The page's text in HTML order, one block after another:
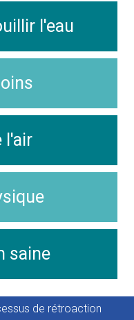
l'eau
l'air
saine
de rétroaction